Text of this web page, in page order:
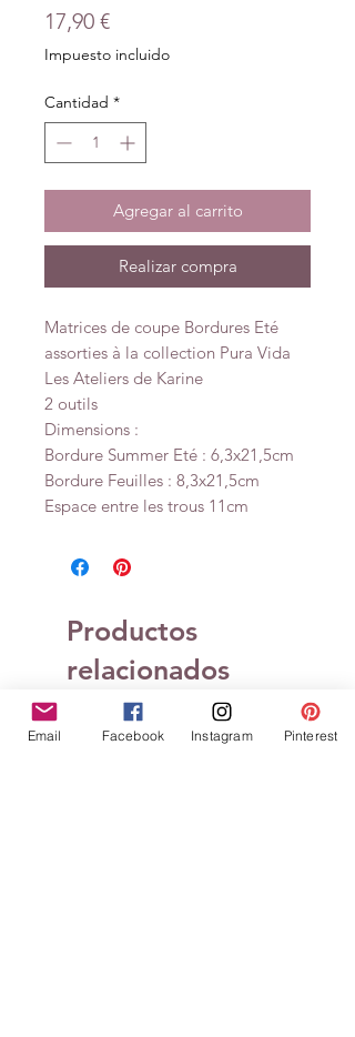
17,90 €Precio
Impuesto incluido
Cantidad *
Agregar al carrito
Realizar compra
Matrices de coupe Bordures Eté
assorties à la collection Pura Vida
Les Ateliers de Karine
2 outils
Dimensions :
Bordure Summer Eté : 6,3x21,5cm
Bordure Feuilles : 8,3x21,5cm
Espace entre les trous 11cm
Productos
relacionados
Email Facebook Instagram Pinterest